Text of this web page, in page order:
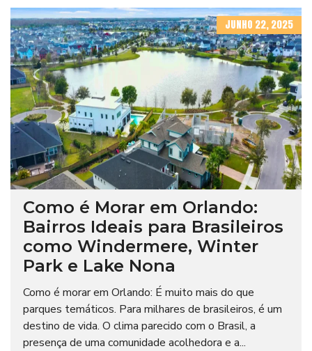
JUNHO 22, 2025
Como é Morar em Orlando:
Bairros Ideais para Brasileiros
como Windermere, Winter
Park e Lake Nona
Como é morar em Orlando: É muito mais do que
parques temáticos. Para milhares de brasileiros, é um
destino de vida. O clima parecido com o Brasil, a
presença de uma comunidade acolhedora e a...